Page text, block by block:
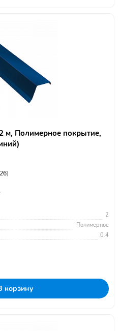
м, Полимерное покрытие,
)
2
Полимерное
0.4
корзину